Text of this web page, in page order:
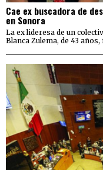
Cae ex buscadora de
en Sonora
La ex lideresa de un
Blanca Zulema, de 43